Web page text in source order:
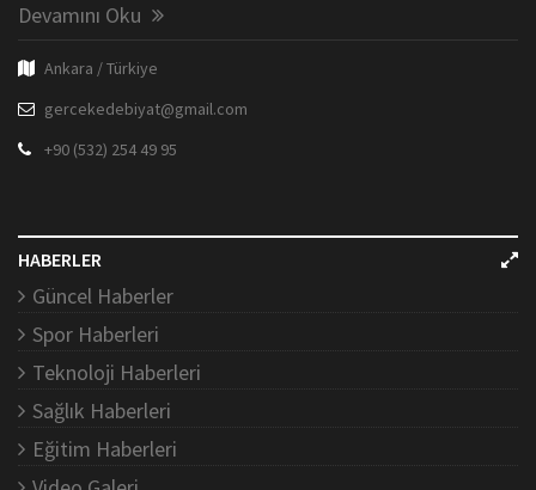
Devamını Oku
Ankara / Türkiye
gercekedebiyat@gmail.com
+90 (532) 254 49 95
HABERLER
Güncel Haberler
Spor Haberleri
Teknoloji Haberleri
Sağlık Haberleri
Eğitim Haberleri